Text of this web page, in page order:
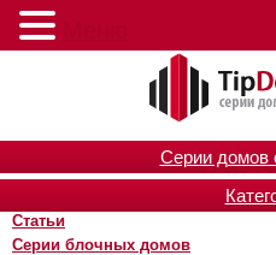
Серии домов
Статьи
Серии блочных домов